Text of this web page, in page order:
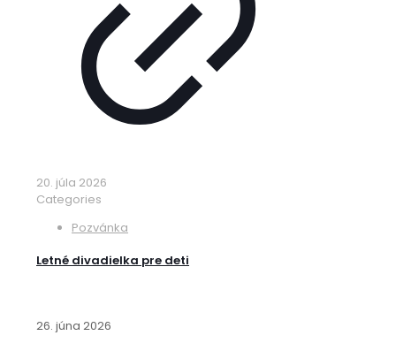
20. júla 2026
Categories
Pozvánka
Letné divadielka pre deti
26. júna 2026